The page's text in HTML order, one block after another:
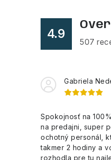
4.9
507
Gabriela
Spokojnosť na
na predajni, super
ochotný personál,
takmer 2 hodiny a
rozhodla pre tu